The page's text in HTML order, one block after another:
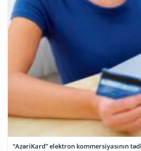
“AzəriKard” elektron kommersiyasının